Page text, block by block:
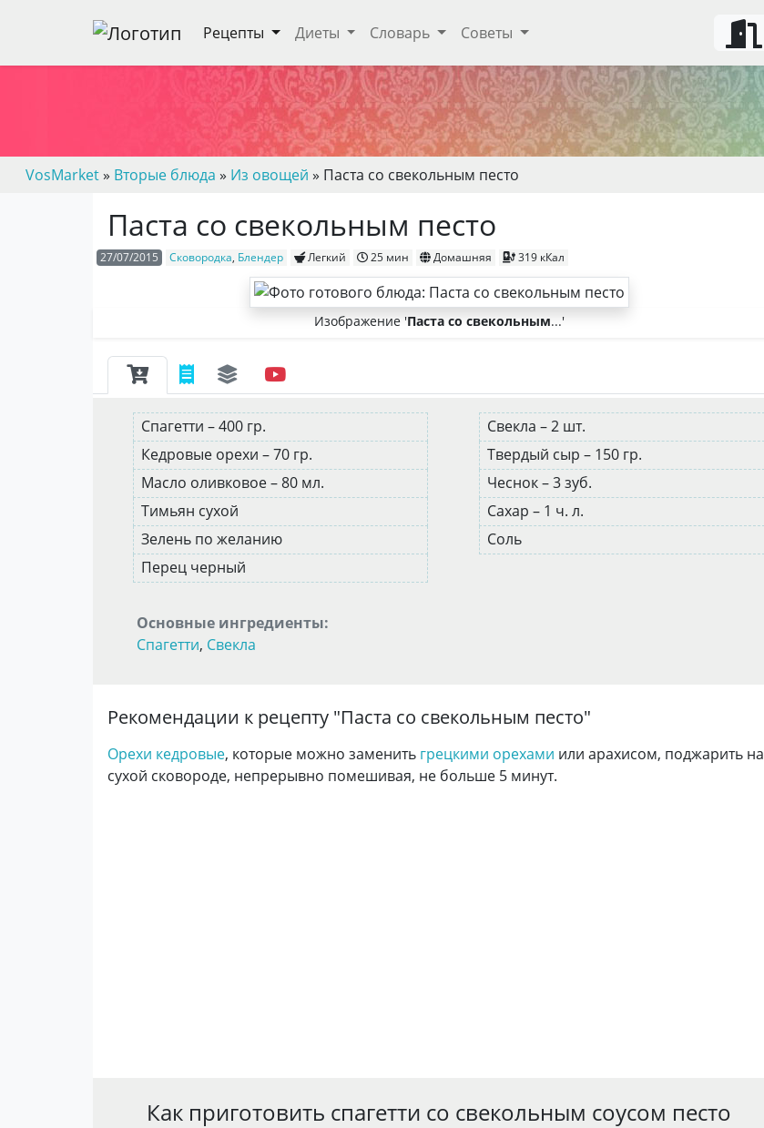
Рецепты Диеты Словарь Советы
VosMarket» Вторые блюда » Из овощей » Паста со свекольным песто
Паста со свекольным песто
27/07/2015 Сковородка, Блендер Легкий 25 мин Домашняя 319 кКал
Изображение 'Паста со свекольным...'
Спагетти – 400 гр.
Кедровые орехи – 70 гр.
Масло оливковое – 80 мл.
Тимьян сухой
Зелень по желанию
Перец черный
Свекла – 2 шт.
Твердый сыр – 150 гр.
Чеснок – 3 зуб.
Сахар – 1 ч. л.
Соль
Основные ингредиенты:
Спагетти, Свекла
Рекомендации к рецепту "Паста со свекольным песто"
Орехи кедровые, которые можно заменить грецкими орехами или арахисом, поджарить на
сухой сковороде, непрерывно помешивая, не больше 5 минут.
Как приготовить спагетти со свекольным соусом песто